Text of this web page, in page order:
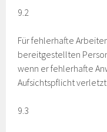
9.2
Für fehlerhafte
bereitgestellten
wenn er fehlerhafte
Aufsichtspflicht
9.3